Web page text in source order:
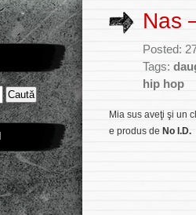
Nas
Posted:
Tags:
hip hop
Mia sus aveţi şi un
e produs de No I.D.